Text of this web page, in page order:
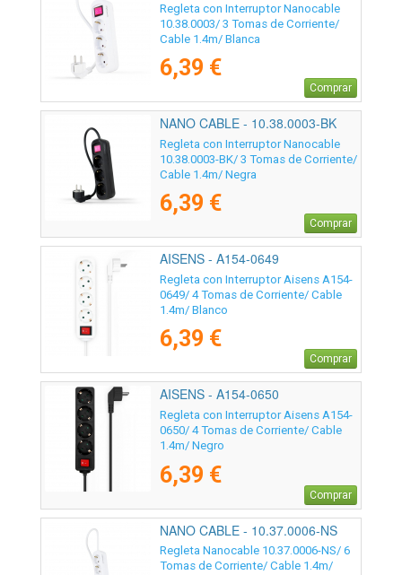
Regleta con Interruptor Nanocable
10.38.0003/ 3 Tomas de Corriente/
Cable 1.4m/ Blanca
6,39 €
Comprar
NANO CABLE - 10.38.0003-BK
Regleta con Interruptor Nanocable
10.38.0003-BK/ 3 Tomas de Corriente/
Cable 1.4m/ Negra
6,39 €
Comprar
AISENS - A154-0649
Regleta con Interruptor Aisens A154-
0649/ 4 Tomas de Corriente/ Cable
1.4m/ Blanco
6,39 €
Comprar
AISENS - A154-0650
Regleta con Interruptor Aisens A154-
0650/ 4 Tomas de Corriente/ Cable
1.4m/ Negro
6,39 €
Comprar
NANO CABLE - 10.37.0006-NS
Regleta Nanocable 10.37.0006-NS/ 6
Tomas de Corriente/ Cable 1.4m/